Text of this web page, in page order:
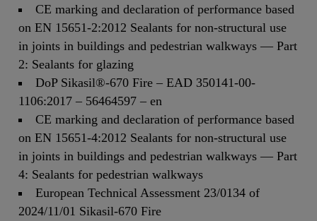
CE marking and declaration of performance based
on EN 15651-2:2012 Sealants for non-structural use
in joints in buildings and pedestrian walkways — Part
2: Sealants for glazing
DoP Sikasil®-670 Fire – EAD 350141-00-
1106:2017 – 56464597 – en
CE marking and declaration of performance based
on EN 15651-4:2012 Sealants for non-structural use
in joints in buildings and pedestrian walkways — Part
4: Sealants for pedestrian walkways
European Technical Assessment 23/0134 of
2024/11/01 Sikasil-670 Fire